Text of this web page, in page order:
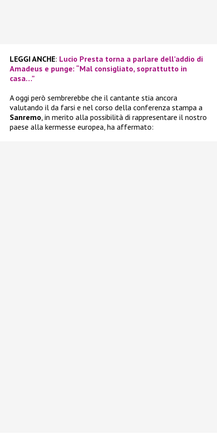
LEGGI ANCHE: Lucio Presta torna a parlare dell’addio di
Amadeus e punge: “Mal consigliato, soprattutto in
casa…”
A oggi però sembrerebbe che il cantante stia ancora
valutando il da farsi e nel corso della conferenza stampa a
Sanremo, in merito alla possibilità di rappresentare il nostro
paese alla kermesse europea, ha affermato: